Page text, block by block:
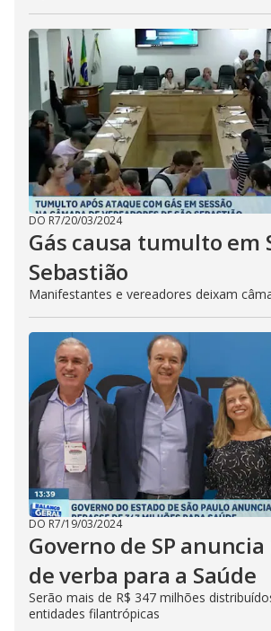
DO R7/20/03/2024
Gás causa tumulto em
Sebastião
Manifestantes e vereadores deixam
DO R7/19/03/2024
Governo de SP
de verba para a Saúde
Serão mais de R$ 347 milhões
entidades filantrópicas